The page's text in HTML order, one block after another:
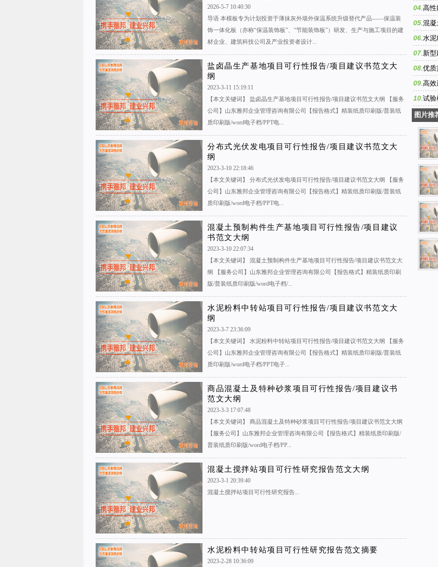
2026-5-7 10:40:30
导语 本模板专为计划投资于薄抹灰外墙外保温系统升级替代产品——保温装
饰一体化板（亦称“保温装饰板”、“节能装饰板”）研发、生产与施工项目的建
材企业、建筑科技公司及产业投资者设计...
盐卤晶生产基地项目可行性报告/项目建议书范文大
纲
2023-3-11 15:19:11
【本文关键词】 盐卤晶生产基地项目可行性报告/项目建议书范文大纲 【服务
公司】山东雅邦企业管理咨询有限公司【报告格式】精装纸质印刷版/普装纸
质印刷版/word电子档/PPT电...
分布式光伏发电项目可行性报告/项目建议书范文大
纲
2023-3-10 22:18:46
【本文关键词】 分布式光伏发电项目可行性报告/项目建议书范文大纲 【服务
公司】山东雅邦企业管理咨询有限公司【报告格式】精装纸质印刷版/普装纸
质印刷版/word电子档/PPT电...
混凝土预制构件生产基地项目可行性报告/项目建议
书范文大纲
2023-3-10 22:07:34
【本文关键词】 混凝土预制构件生产基地项目可行性报告/项目建议书范文大
纲 【服务公司】山东雅邦企业管理咨询有限公司【报告格式】精装纸质印刷
版/普装纸质印刷版/word电子档/...
水泥粉料中转站项目可行性报告/项目建议书范文大
纲
2023-3-7 23:36:09
【本文关键词】 水泥粉料中转站项目可行性报告/项目建议书范文大纲 【服务
公司】山东雅邦企业管理咨询有限公司【报告格式】精装纸质印刷版/普装纸
质印刷版/word电子档/PPT电子...
商品混凝土及特种砂浆项目可行性报告/项目建议书
范文大纲
2023-3-3 17:07:48
【本文关键词】 商品混凝土及特种砂浆项目可行性报告/项目建议书范文大纲
【服务公司】山东雅邦企业管理咨询有限公司【报告格式】精装纸质印刷版/
普装纸质印刷版/word电子档/PP...
混凝土搅拌站项目可行性研究报告范文大纲
2023-3-1 20:39:40
混凝土搅拌站项目可行性研究报告...
水泥粉料中转站项目可行性研究报告范文摘要
2023-2-28 10:36:09
产项目
04.高性
性研究
05.混凝
报告/项
06.水泥
模板范
07.新
建设项
08.优质
文
09.高效
可行性
10.试验
研究报
图片推